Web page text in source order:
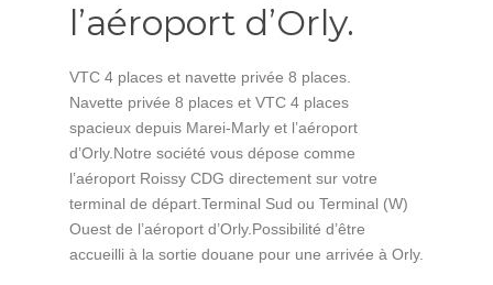
l’aéroport d’Orly.
VTC 4 places et navette privée 8 places.
Navette privée 8 places et VTC 4 places
spacieux depuis Marei-Marly et l’aéroport
d’Orly.Notre société vous dépose comme
l’aéroport Roissy CDG directement sur votre
terminal de départ.Terminal Sud ou Terminal (W)
Ouest de l’aéroport d’Orly.Possibilité d’être
accueilli à la sortie douane pour une arrivée à Orly.